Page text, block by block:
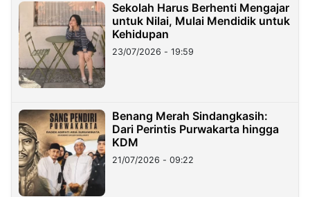
Sekolah Harus Berhenti Mengajar
untuk Nilai, Mulai Mendidik untuk
Kehidupan
23/07/2026 - 19:59
Benang Merah Sindangkasih:
Dari Perintis Purwakarta hingga
KDM
21/07/2026 - 09:22